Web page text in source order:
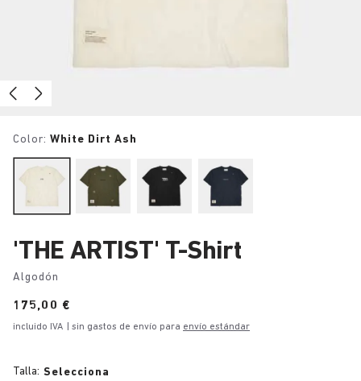
Color: White Dirt Ash
'THE ARTIST' T-Shirt
Algodón
Price:
175,00 €
incluido IVA | sin gastos de envío para envío estándar
Talla: Selecciona